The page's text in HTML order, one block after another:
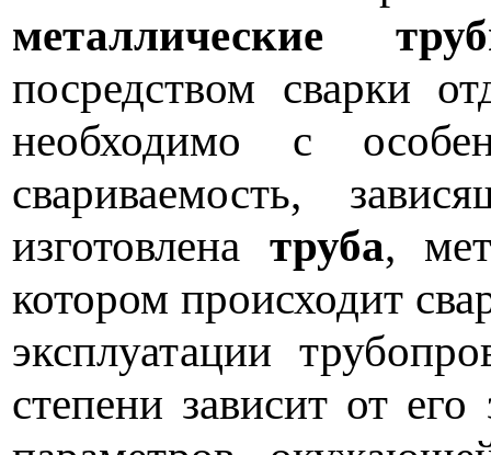
металлические
посредством сварки
необходимо с
свариваемость,
изготовлена труба,
котором происходит
эксплуатации
степени зависит от